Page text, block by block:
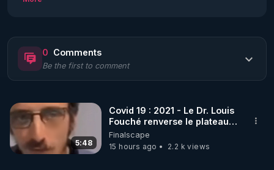
Extrait du Live CSI (Conseil Scientifique
Indépendant) N° 12 du jeudi 1er juillet 2021 - Extrait
de l'interview de Amine Umlil (docteur en
pharmacie et pharmacologue au CTIAP - centre
pharmaceutiques - de l’hôpital de Cholet et juriste).
Dans cette vidéo il est question du rapport bénéfice
/ risque et en particulier des 2 bénéfices principaux
0 Comments
Be the first to comment
5:48
Covid 19 : 2021 - Le Dr. Louis
Fouché renverse le plateau
de CNews !
Finalscape
15 hours ago
2.2 k views